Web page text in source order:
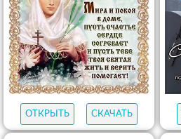
ОТКРЫТЬ СКАЧАТЬ